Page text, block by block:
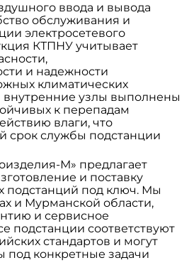
ввода и вывода
обслуживания и
электросетевого
КТПНУ учитывает
и надежности
климатических
внутренние узлы выполнены
к перепадам
влаги, что
срок службы подстанции
М» предлагает
и поставку
подстанций под ключ. Мы
и Мурманской области,
и сервисное
подстанции соответствуют
стандартов и могут
под конкретные задачи